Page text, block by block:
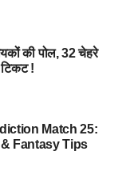
की पोल, 32 चेहरे
!
Match 25:
Fantasy Tips